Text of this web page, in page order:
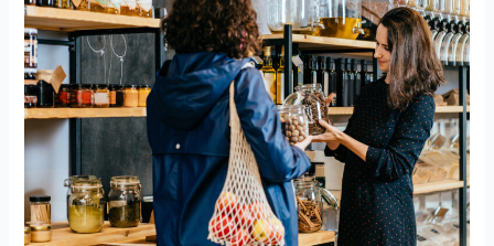
recorde
no
volume
de
vendas,
CNC
projeta
crescimento
de